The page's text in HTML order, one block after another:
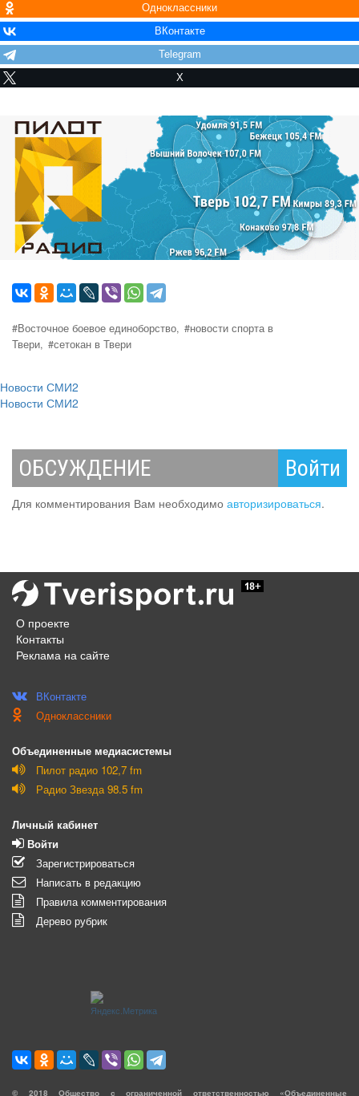
Одноклассники
ВКонтакте
Telegram
X
#Восточное боевое единоборство, #новости спорта в
Твери, #сетокан в Твери
Новости СМИ2
Новости СМИ2
ОБСУЖДЕНИЕ Войти
Для комментирования Вам необходимо авторизироваться.
О проекте
Контакты
Реклама на сайте
ВКонтакте
Одноклассники
Объединенные медиасистемы
Пилот радио 102,7 fm
Радио Звезда 98.5 fm
Личный кабинет
Войти
Зарегистрироваться
Написать в редакцию
Правила комментирования
Дерево рубрик
© 2018 Общество с ограниченной ответственностью «Объединенные